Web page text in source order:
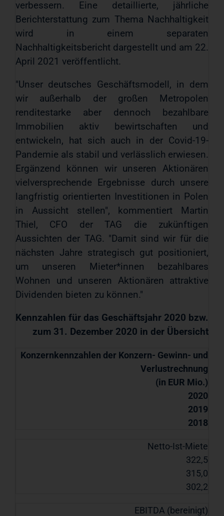
verbessern. Eine detaillierte, jährliche
Berichterstattung zum Thema Nachhaltigkeit
wird in einem separaten
Nachhaltigkeitsbericht dargestellt und am 22.
April 2021 veröffentlicht.
"Unser deutsches Geschäftsmodell, in dem
wir außerhalb der großen Metropolen
renditestarke aber dennoch bezahlbare
Immobilien aktiv bewirtschaften und
entwickeln, hat sich auch in der Covid-19-
Pandemie als stabil und verlässlich erwiesen.
Ergänzend können wir unseren Aktionären
vielversprechende Ergebnisse durch unsere
langfristig orientierten Investitionen in Polen
in Aussicht stellen", kommentiert Martin
Thiel, CFO der TAG die zukünftigen
Aussichten der TAG. "Damit sind wir für die
nächsten Jahre strategisch gut positioniert,
um unseren Mieter*innen bezahlbares
Wohnen und unseren Aktionären attraktive
Dividenden bieten zu können."
Kennzahlen für das Geschäftsjahr 2020 bzw.
zum 31. Dezember 2020 in der Übersicht
Konzernkennzahlen der Konzern- Gewinn- und
Verlustrechnung
(in EUR Mio.)
2020
2019
2018
Netto-Ist-Miete
322,5
315,0
302,2
EBITDA (bereinigt)